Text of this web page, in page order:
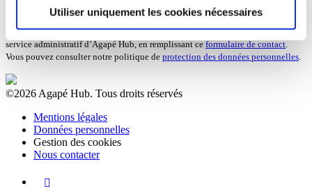
Utiliser uniquement les cookies nécessaires
vous pouvez accéder aux données vous concernant ou demander leur
effacement. Vous disposez également d’un droit d’opposition, d’un droit de
rectification et d’un droit à la limitation du traitement de vos données auprès du
service administratif d’Agapé Hub, en remplissant ce formulaire de contact
Vous pouvez consulter notre politique de protection des données personnelles
©2026 Agapé Hub. Tous droits réservés
Mentions légales
Données personnelles
Gestion des cookies
Nous contacter